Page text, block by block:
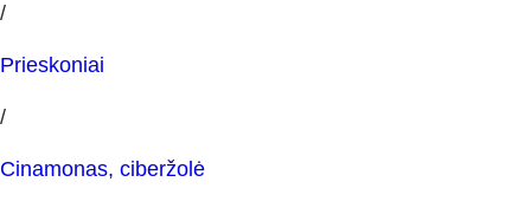
/
Prieskoniai
/
Cinamonas, ciberžolė